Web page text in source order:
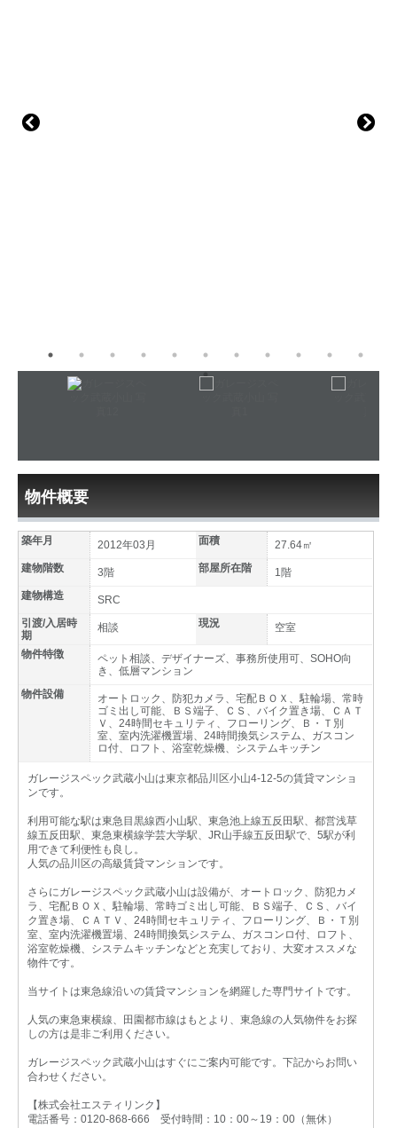
物件概要
築年月 2012年03月 面積
27.64㎡
建物階数
3階 部屋所在階
1階
建物構造
SRC
引渡/入居時
期
相談 現況 空室
物件特徴
ペット相談、デザイナーズ、事務所使用可、SOHO向
き、低層マンション
物件設備
オートロック、防犯カメラ、宅配ＢＯＸ、駐輪場、常時
ゴミ出し可能、ＢＳ端子、ＣＳ、バイク置き場、ＣＡＴ
Ｖ、24時間セキュリティ、フローリング、Ｂ・Ｔ別
室、室内洗濯機置場、24時間換気システム、ガスコン
ロ付、ロフト、浴室乾燥機、システムキッチン
ガレージスペック武蔵小山は東京都品川区小山4-12-5の賃貸マンショ
ンです。
利用可能な駅は東急目黒線西小山駅、東急池上線五反田駅、都営浅草
線五反田駅、東急東横線学芸大学駅、JR山手線五反田駅で、5駅が利
用できて利便性も良し。
人気の品川区の高級賃貸マンションです。
さらにガレージスペック武蔵小山は設備が、オートロック、防犯カメ
ラ、宅配ＢＯＸ、駐輪場、常時ゴミ出し可能、ＢＳ端子、ＣＳ、バイ
ク置き場、ＣＡＴＶ、24時間セキュリティ、フローリング、Ｂ・Ｔ別
室、室内洗濯機置場、24時間換気システム、ガスコンロ付、ロフト、
浴室乾燥機、システムキッチンなどと充実しており、大変オススメな
物件です。
当サイトは東急線沿いの賃貸マンションを網羅した専門サイトです。
人気の東急東横線、田園都市線はもとより、東急線の人気物件をお探
しの方は是非ご利用ください。
ガレージスペック武蔵小山はすぐにご案内可能です。下記からお問い
合わせください。
【株式会社エスティリンク】
電話番号：0120-868-666 受付時間：10：00～19：00（無休）